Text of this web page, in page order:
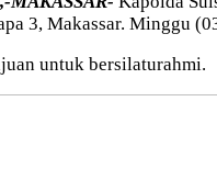
3, Makassar. Minggu
untuk bersilaturahmi.